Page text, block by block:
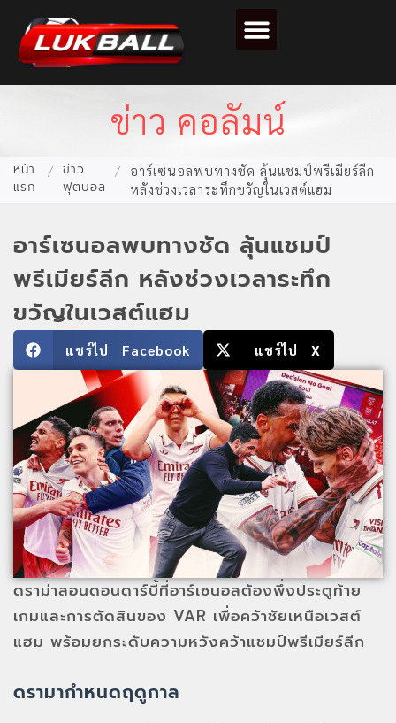
ข่าว คอลัมน์
หน้า
แรก
/ ข่าว
ฟุตบอล
/
อาร์เซนอลพบทางชัด ลุ้นแชมป์พรีเมียร์ลีก
หลังช่วงเวลาระทึกขวัญในเวสต์แฮม
อาร์เซนอลพบทางชัด ลุ้นแชมป์
พรีเมียร์ลีก หลังช่วงเวลาระทึก
ขวัญในเวสต์แฮม
แชร์ไป Facebook แชร์ไป X
ดราม่าลอนดอนดาร์บี้ที่อาร์เซนอลต้องพึ่งประตูท้าย
เกมและการตัดสินของ VAR เพื่อคว้าชัยเหนือเวสต์
แฮม พร้อมยกระดับความหวังคว้าแชมป์พรีเมียร์ลีก
ดรามากำหนดฤดูกาล